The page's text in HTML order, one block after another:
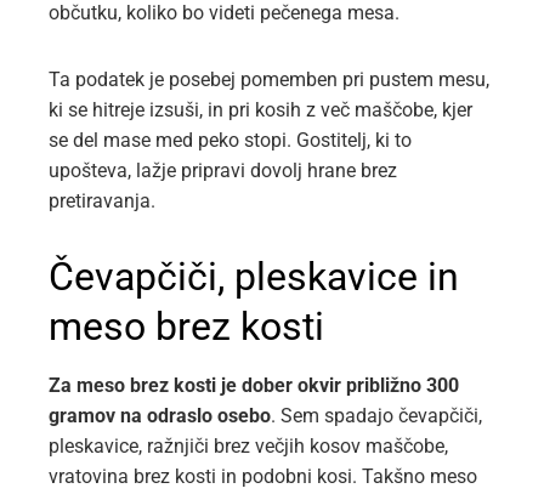
občutku, koliko bo videti pečenega mesa.
Ta podatek je posebej pomemben pri pustem mesu,
ki se hitreje izsuši, in pri kosih z več maščobe, kjer
se del mase med peko stopi. Gostitelj, ki to
upošteva, lažje pripravi dovolj hrane brez
pretiravanja.
Čevapčiči, pleskavice in
meso brez kosti
Za meso brez kosti je dober okvir približno 300
gramov na odraslo osebo. Sem spadajo čevapčiči,
pleskavice, ražnjiči brez večjih kosov maščobe,
vratovina brez kosti in podobni kosi. Takšno meso